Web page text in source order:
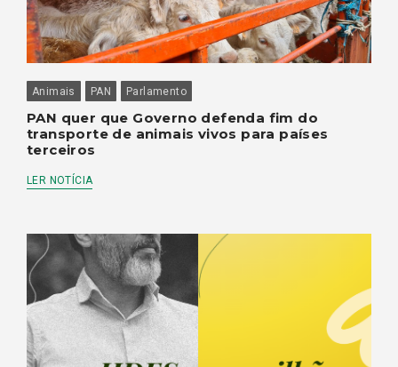
Animais PAN Parlamento
PAN quer que Governo defenda fim do
transporte de animais vivos para países
terceiros
LER NOTÍCIA